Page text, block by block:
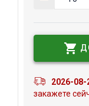
2026-08-
закажете